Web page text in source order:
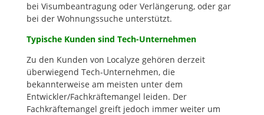
bei Visumbeantragung oder Verlängerung, oder gar
bei der Wohnungssuche unterstützt.
Typische Kunden sind Tech-Unternehmen
Zu den Kunden von Localyze gehören derzeit
überwiegend Tech-Unternehmen, die
bekannterweise am meisten unter dem
Entwickler/Fachkräftemangel leiden. Der
Fachkräftemangel greift jedoch immer weiter um